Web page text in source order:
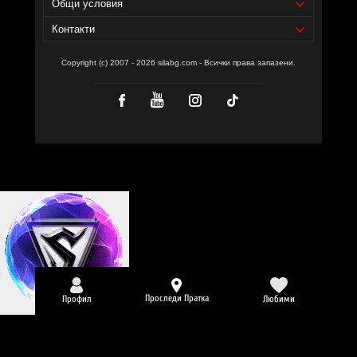
Общи условия
Контакти
Copyright (c) 2007 - 2026 silabg.com - Всички права запазени.
Профил Проследи Пратка Любими